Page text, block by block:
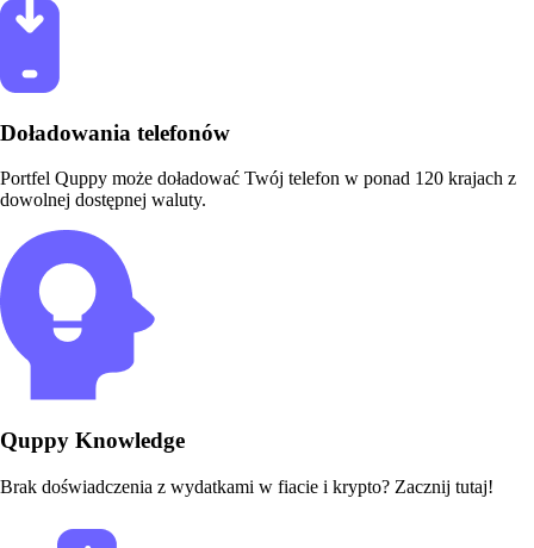
Doładowania telefonów
Portfel Quppy może doładować Twój telefon w ponad 120 krajach z
dowolnej dostępnej waluty.
Quppy Knowledge
Brak doświadczenia z wydatkami w fiacie i krypto? Zacznij tutaj!